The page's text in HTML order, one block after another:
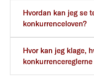
Hvordan kan jeg se
konkurrenceloven?
Hvor kan jeg klage,